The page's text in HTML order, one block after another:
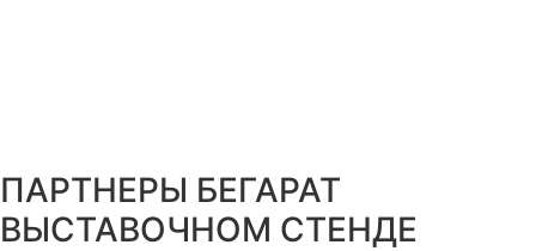
ПАРТНЕРЫ БЕГАРАТ
ВЫСТАВОЧНОМ СТЕНДЕ